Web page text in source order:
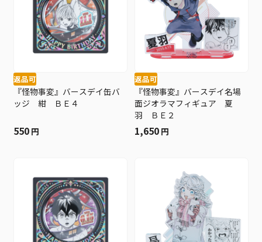
返品可
『怪物事変』バースデイ缶バ
ッジ 紺 ＢＥ４
550 円
返品可
『怪物事変』バースデイ名場
面ジオラマフィギュア 夏
羽 ＢＥ２
1,650 円